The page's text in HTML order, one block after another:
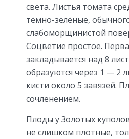
света. Листья томата
тёмно-зелёные,
слабоморщинистой
Соцветие простое.
закладывается над 8
образуются через 1 — 2
кисти около 5 завязей.
сочленением.
Плоды у Золотых
не слишком плотные,